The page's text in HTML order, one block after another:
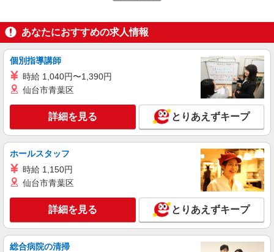
時＞土日祝 フルタイム
時給1100円 ＜高校生＞時給1070円
栃木県小山市西城南3-1-10
キープ 詳細を見る
アルバイト パート
ケンタッキーフライドチキン イオンモール小山店
カウンター・キッチンスタッフ ＜優先募集日
時＞日曜 フルタイム
時給1100円 ＜高校生＞時給1070円
キープ 詳細を見る
アルバイト パート
ケンタッキーフライドチキン 小山南店
あなたにおすすめの求人情報
個別指導講師
時給 1,040円〜1,390円
仙台市青葉区
詳細を見る とりあえずキープ
ホールスタッフ
時給 1,150円
仙台市青葉区
詳細を見る とりあえずキープ
総合病院の清掃